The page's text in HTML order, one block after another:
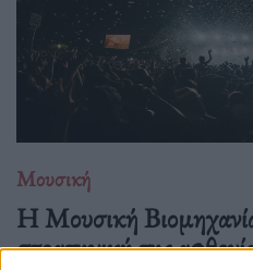
Μουσική
Η Μουσική
στρατηγική της